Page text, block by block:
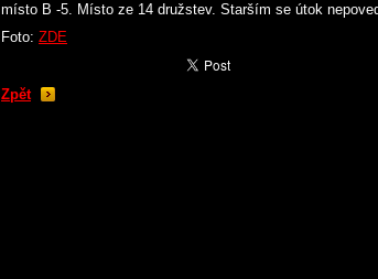
místo B -5. Místo ze 14 družstev. Starším se útok
Foto: ZDE
Zpět